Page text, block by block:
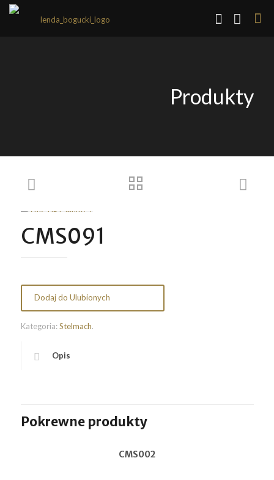
Produkty
CMS091
Dodaj do Ulubionych
Kategoria:Stelmach.
Opis
Pokrewne produkty
CMS002